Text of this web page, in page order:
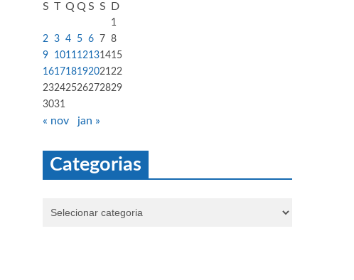
S T Q Q S S D
1
2 3 4 5 6 7
8
9
101112131415
16171819202122
23242526272829
3031
« nov jan »
Categorias